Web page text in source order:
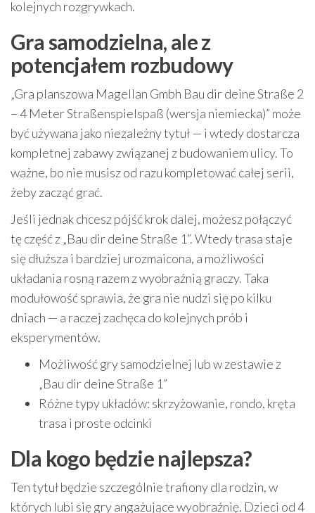
kolejnych rozgrywkach.
Gra samodzielna, ale z
potencjałem rozbudowy
„Gra planszowa Magellan Gmbh Bau dir deine Straße 2
– 4 Meter Straßenspielspaß (wersja niemiecka)” może
być używana jako niezależny tytuł — i wtedy dostarcza
kompletnej zabawy związanej z budowaniem ulicy. To
ważne, bo nie musisz od razu kompletować całej serii,
żeby zacząć grać.
Jeśli jednak chcesz pójść krok dalej, możesz połączyć
tę część z „Bau dir deine Straße 1”. Wtedy trasa staje
się dłuższa i bardziej urozmaicona, a możliwości
układania rosną razem z wyobraźnią graczy. Taka
modułowość sprawia, że gra nie nudzi się po kilku
dniach — a raczej zachęca do kolejnych prób i
eksperymentów.
Możliwość gry samodzielnej lub w zestawie z
„Bau dir deine Straße 1”
Różne typy układów: skrzyżowanie, rondo, kręta
trasa i proste odcinki
Dla kogo będzie najlepsza?
Ten tytuł będzie szczególnie trafiony dla rodzin, w
których lubi się gry angażujące wyobraźnię. Dzieci od 4